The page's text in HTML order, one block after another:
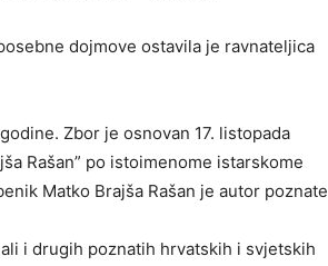
dojmove ostavila je ravnateljica
Zbor je osnovan 17. listopada
Rašan” po istoimenome istarskome
Matko Brajša Rašan je autor poznate
i drugih poznatih hrvatskih i svjetskih